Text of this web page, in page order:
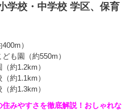
学校・中学校 学区、保育
）
も園（約550m）
約1.2km）
約1.1km）
約1.3km）
住みやすさを徹底解説！おしゃれな